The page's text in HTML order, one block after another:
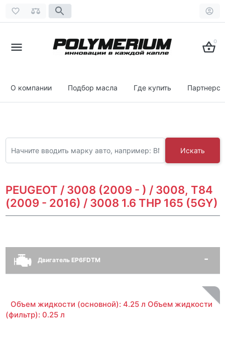
0
О компании Подбор масла Где купить
Искать
PEUGEOT / 3008 (2009 - ) / 3008, T84
(2009 - 2016) / 3008 1.6 THP 165 (5GY)
Двигатель EP6FDTM
Объем жидкости (основной): 4.25 л Объем жидкости
(фильтр): 0.25 л